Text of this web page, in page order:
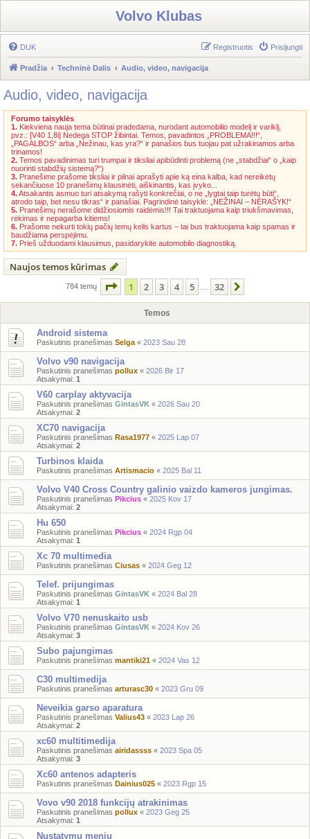
Volvo Klubas
DUK Prisijungti
Registruotis
Pradžia Techninė Dalis Audio, video, navigacija
Audio, video, navigacija
Forumo taisyklės
1. Kiekviena nauja tema būtinai pradedama, nurodant automobilio modelį ir variklį,
pvz.: [V40 1,8i] Nedega STOP žibintai. Temos, pavadintos „PROBLEMA!!!“,
„PAGALBOS“ arba „Nežinau, kas yra?“ ir panašios bus tuojau pat užrakinamos arba
trinamos!
2. Temos pavadinimas turi trumpai ir tiksliai apibūdinti problemą (ne „stabdžiai“ o „kaip
nuorinti stabdžių sistemą?“)
3. Pranešime prašome tiksliai ir pilnai aprašyti apie ką eina kalba, kad nereikėtų
sekančiuose 10 pranešimų klausinėti, aiškinantis, kas įvyko...
4.Atsakantis asmuo turi atsakymą rašyti konkrečiai, o ne „lygtai taip turėtų būti“,
atrodo taip, bet nesu tikras“ ir panašiai. Pagrindinė taisyklė: „NEŽINAI – NERAŠYK!“
5. Pranešimų nerašome didžiosiomis raidėmis!!! Tai traktuojama kaip triukšmavimas,
rėkimas ir nepagarba kitiems!
6. Prašome nekurti tokių pačių temų kelis kartus – tai bus traktuojama kaip spamas ir
baudžiama perspėjimu.
7. Prieš užduodami klausimus, pasidarykite automobilo diagnostiką.
Naujos temos kūrimas
784 temų Puslapis 1iš 32
1 2 3 4 5 32
Temos
Android sistema
Paskutinis pranešimas Selga « 2023 Sau 28
Volvo v90 navigacija
Paskutinis pranešimas pollux « 2026 Bir 17
Atsakymai: 1
V60 carplay aktyvacija
Paskutinis pranešimas GintasVK « 2026 Sau 20
Atsakymai: 2
XC70 navigacija
Paskutinis pranešimas Rasa1977 « 2025 Lap 07
Atsakymai: 2
Turbinos klaida
Paskutinis pranešimas Artismacio « 2025 Bal 11
Volvo V40 Cross Country galinio vaizdo kameros jungimas.
Paskutinis pranešimas Pikcius « 2025 Kov 17
Atsakymai: 2
Hu 650
Paskutinis pranešimas Pikcius « 2024 Rgp 04
Atsakymai: 1
Xc 70 multimedia
Paskutinis pranešimas Ciusas « 2024 Geg 12
Telef. prijungimas
Paskutinis pranešimas GintasVK « 2024 Bal 28
Atsakymai: 1
Volvo V70 nenuskaito usb
Paskutinis pranešimas GintasVK « 2024 Kov 26
Atsakymai: 3
Subo pajungimas
Paskutinis pranešimas mantiki21 « 2024 Vas 12
C30 multimedija
Paskutinis pranešimas arturasc30 « 2023 Gru 09
Neveikia garso aparatura
Paskutinis pranešimas Valius43 « 2023 Lap 26
Atsakymai: 2
xc60 multitimedija
Paskutinis pranešimas airidassss « 2023 Spa 05
Atsakymai: 3
Xc60 antenos adapteris
Paskutinis pranešimas Dainius025 « 2023 Rgp 15
Vovo v90 2018 funkcijų atrakinimas
Paskutinis pranešimas pollux « 2023 Geg 25
Atsakymai: 1
Nustatymų meniu